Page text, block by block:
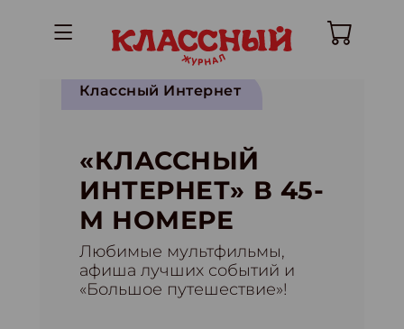
Классный Интернет
«КЛАССНЫЙ
ИНТЕРНЕТ» В 45-
М НОМЕРЕ
Любимые мультфильмы,
афиша лучших событий и
«Большое путешествие»!